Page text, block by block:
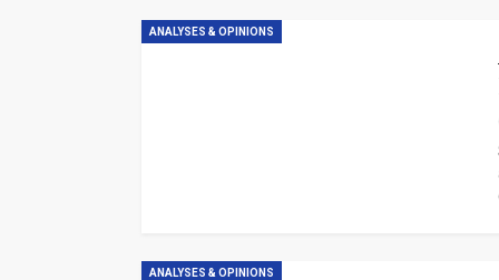
ANALYSES & OPINIONS
ANALYSES & OPINIONS